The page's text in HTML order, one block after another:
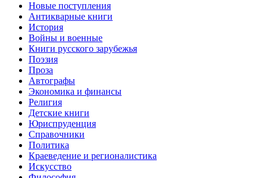
Новые поступления
Антикварные книги
История
Войны и военные
Книги русского зарубежья
Поэзия
Проза
Автографы
Экономика и финансы
Религия
Детские книги
Юриспруденция
Справочники
Политика
Краеведение и регионалистика
Искусство